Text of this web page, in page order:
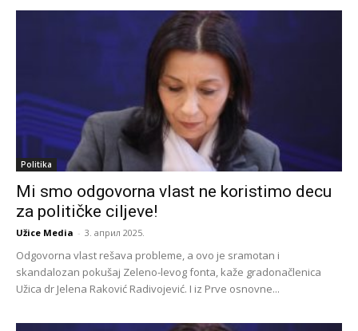
Politika
Mi smo odgovorna vlast ne koristimo decu
za političke ciljeve!
Užice Media - 3. април 2025.
Odgovorna vlast rešava probleme, a ovo je sramotan i
skandalozan pokušaj Zeleno-levog fonta, kaže gradonačlenica
Užica dr Jelena Raković Radivojević. I iz Prve osnovne...